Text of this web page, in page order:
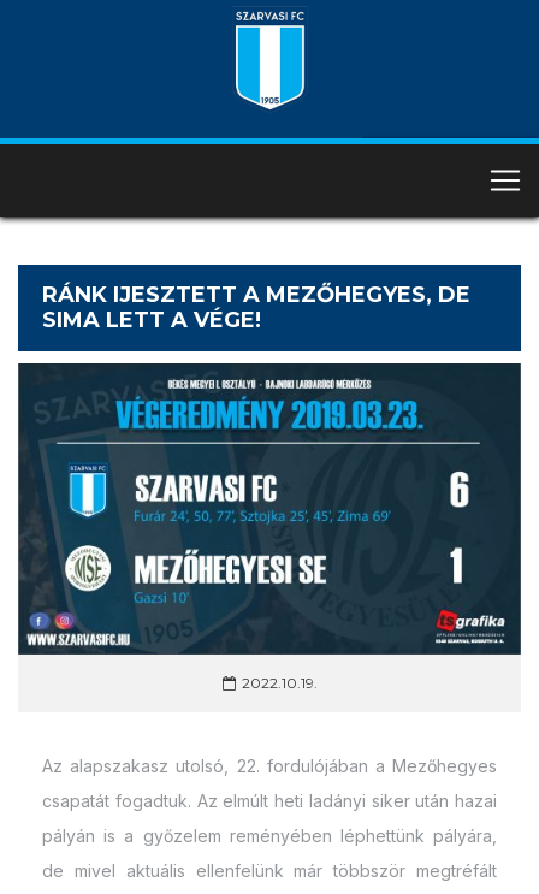
RÁNK IJESZTETT A MEZŐHEGYES, DE
SIMA LETT A VÉGE!
2022.10.19.
Az alapszakasz utolsó, 22. fordulójában a Mezőhegyes
csapatát fogadtuk. Az elmúlt heti ladányi siker után hazai
pályán is a győzelem reményében léphettünk pályára,
de mivel aktuális ellenfelünk már többször megtréfált